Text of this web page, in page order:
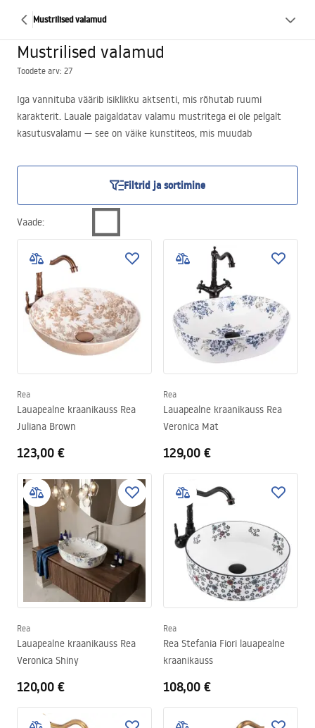
Mustrilised valamud
Mustrilised valamud
Toodete arv: 27
Iga vannituba väärib isiklikku aktsenti, mis rõhutab ruumi
karakterit. Lauale paigaldatav valamu mustritega ei ole pelgalt
kasutusvalamu — see on väike kunstiteos, mis muudab
ruumi disainielemendi, mis köidab pilku ja võlub esimesest pilgust.
Meie valikus leiad ettepanekuid, mis on suurepärane ühendus
kunstilisest väljendusest ja igapäevasest mugavusest. Tutvu
nendega juba täna!
Filtrid ja sortimine
Vaade:
Rea
Lauapealne kraanikauss Rea
Juliana Brown
123,00 €
Rea
Lauapealne kraanikauss Rea
Veronica Mat
129,00 €
Rea
Lauapealne kraanikauss Rea
Veronica Shiny
120,00 €
Rea
Rea Stefania Fiori lauapealne
kraanikauss
108,00 €